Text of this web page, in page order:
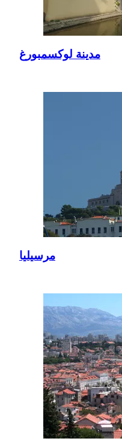
مدينة لوكسمبورغ
مرسيليا